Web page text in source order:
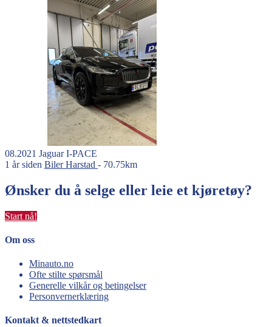
08.2021 Jaguar I-PACE
1 år siden BilerHarstad - 70.75km
Ønsker du å selge eller leie et kjøretøy?
Start nå!
Om oss
Minauto.no
Ofte stilte spørsmål
Generelle vilkår og betingelser
Personvernerklæring
Kontakt & nettstedkart